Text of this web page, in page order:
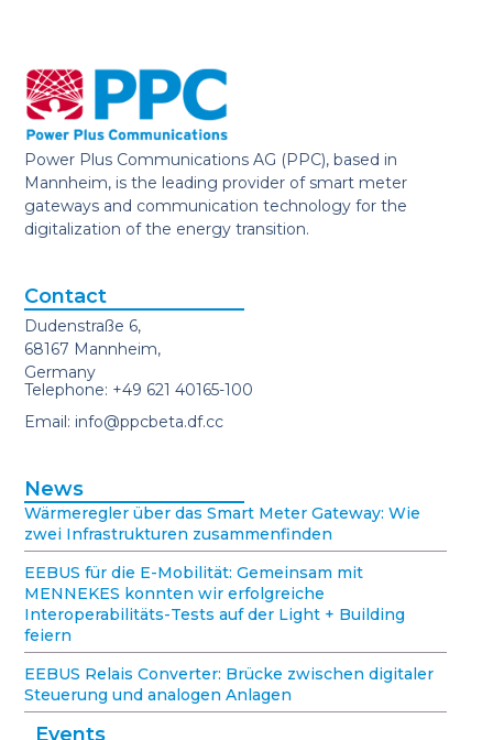
Power Plus Communications AG (PPC), based in
Mannheim, is the leading provider of smart meter
gateways and communication technology for the
digitalization of the energy transition.
News
Wärmeregler über das Smart Meter Gateway: Wie
zwei Infrastrukturen zusammenfinden
EEBUS für die E-Mobilität: Gemeinsam mit
MENNEKES konnten wir erfolgreiche
Interoperabilitäts-Tests auf der Light + Building
feiern
EEBUS Relais Converter: Brücke zwischen digitaler
Steuerung und analogen Anlagen
Events
Contact
Dudenstraße 6,
68167 Mannheim,
Germany
Telephone: +49 621 40165-100
Email: info@ppcbeta.df.cc